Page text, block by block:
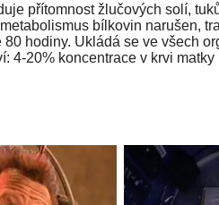
přítomnost žlučových solí,
bílkovin narušen,
hodiny. Ukládá se ve všech
4-20% koncentrace v krvi